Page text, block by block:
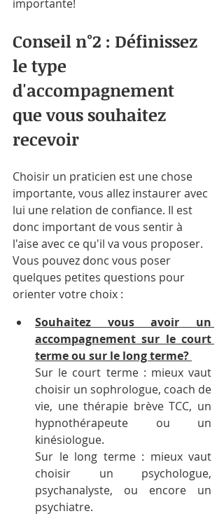
importante!
Conseil n°2 : Définissez
le type
d'accompagnement
que vous souhaitez
recevoir
Choisir un praticien est une chose
importante, vous allez instaurer avec
lui une relation de confiance. Il est
donc important de vous sentir à
l'aise avec ce qu'il va vous proposer.
Vous pouvez donc vous poser
quelques petites questions pour
orienter votre choix :
Souhaitez vous avoir un
accompagnement sur le court
terme ou sur le long terme?
Sur le court terme : mieux vaut
choisir un sophrologue, coach de
vie, une thérapie brève TCC, un
hypnothérapeute ou un
kinésiologue.
Sur le long terme : mieux vaut
choisir un psychologue,
psychanalyste, ou encore un
psychiatre.